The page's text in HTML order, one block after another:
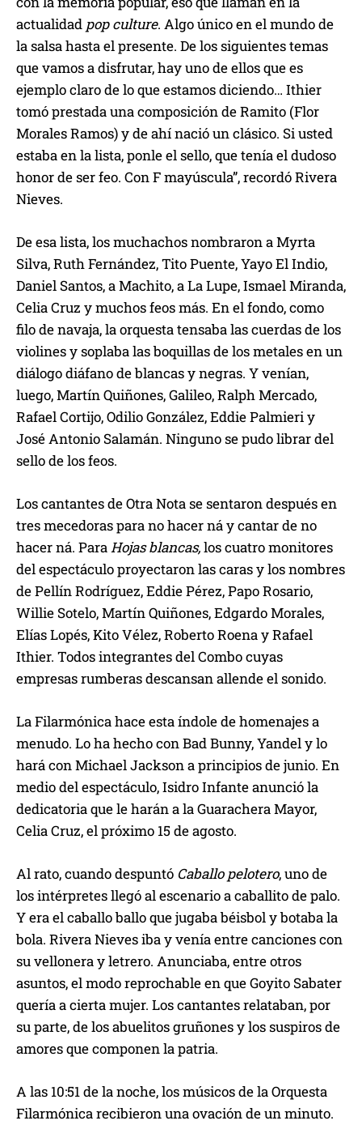
actualidad pop culture. Algo único en el mundo de
la salsa hasta el presente. De los siguientes temas
que vamos a disfrutar, hay uno de ellos que es
ejemplo claro de lo que estamos diciendo… Ithier
tomó prestada una composición de Ramito (Flor
Morales Ramos) y de ahí nació un clásico. Si usted
estaba en la lista, ponle el sello, que tenía el dudoso
honor de ser feo. Con F mayúscula”, recordó Rivera
Nieves.
De esa lista, los muchachos nombraron a Myrta
Silva, Ruth Fernández, Tito Puente, Yayo El Indio,
Daniel Santos, a Machito, a La Lupe, Ismael Miranda,
Celia Cruz y muchos feos más. En el fondo, como
filo de navaja, la orquesta tensaba las cuerdas de los
violines y soplaba las boquillas de los metales en un
diálogo diáfano de blancas y negras. Y venían,
luego, Martín Quiñones, Galileo, Ralph Mercado,
Rafael Cortijo, Odilio González, Eddie Palmieri y
José Antonio Salamán. Ninguno se pudo librar del
sello de los feos.
Los cantantes de Otra Nota se sentaron después en
tres mecedoras para no hacer ná y cantar de no
hacer ná. ParaHojas blancas,los cuatro monitores
del espectáculo proyectaron las caras y los nombres
de Pellín Rodríguez, Eddie Pérez, Papo Rosario,
Willie Sotelo, Martín Quiñones, Edgardo Morales,
Elías Lopés, Kito Vélez, Roberto Roena y Rafael
Ithier. Todos integrantes del Combo cuyas
empresas rumberas descansan allende el sonido.
La Filarmónica hace esta índole de homenajes a
menudo. Lo ha hecho con Bad Bunny, Yandel y lo
hará con Michael Jackson a principios de junio. En
medio del espectáculo, Isidro Infante anunció la
dedicatoria que le harán a la Guarachera Mayor,
Celia Cruz, el próximo 15 de agosto.
Al rato, cuando despuntó Caballo pelotero, uno de
los intérpretes llegó al escenario a caballito de palo.
Y era el caballo ballo que jugaba béisbol y botaba la
bola. Rivera Nieves iba y venía entre canciones con
su vellonera y letrero. Anunciaba, entre otros
asuntos, el modo reprochable en que Goyito Sabater
quería a cierta mujer. Los cantantes relataban, por
su parte, de los abuelitos gruñones y los suspiros de
amores que componen la patria.
A las 10:51 de la noche, los músicos de la Orquesta
Filarmónica recibieron una ovación de un minuto.